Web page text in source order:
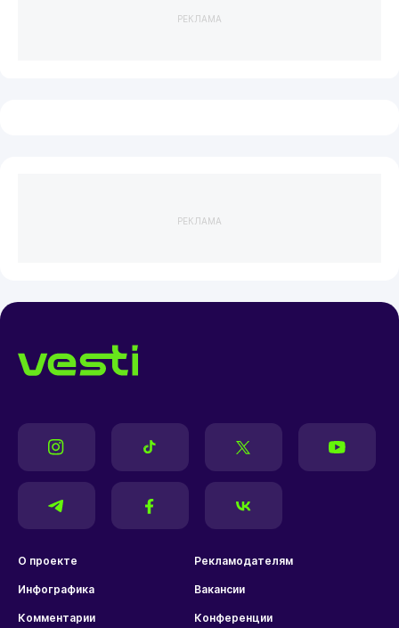
РЕКЛАМА
РЕКЛАМА
О проекте Рекламодателям
Инфографика Вакансии
Комментарии Конференции